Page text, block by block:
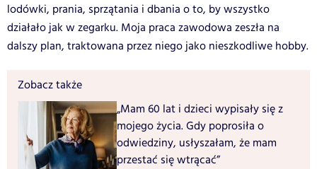
lodówki, prania, sprzątania i dbania o to, by wszystko
działało jak w zegarku. Moja praca zawodowa zeszła na
dalszy plan, traktowana przez niego jako nieszkodliwe hobby.
Zobacz także
„Mam 60 lat i dzieci wypisały się z
mojego życia. Gdy poprosiła o
odwiedziny, usłyszałam, że mam
przestać się wtrącać”